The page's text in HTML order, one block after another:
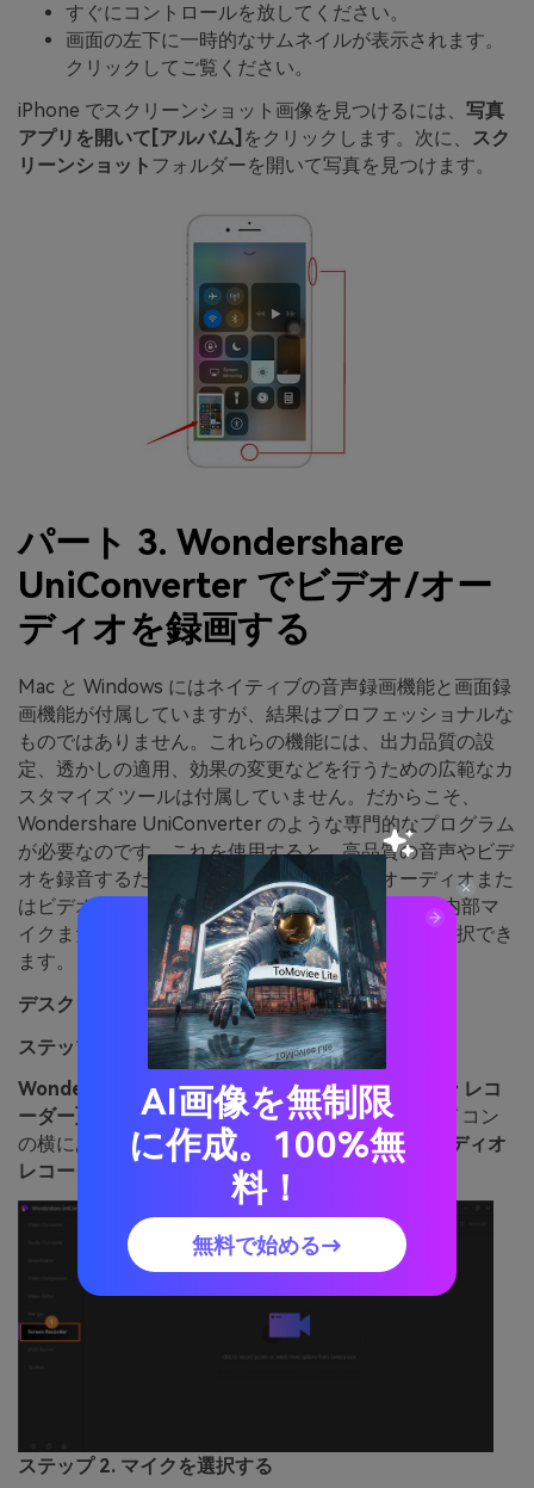
すぐにコントロールを放してください。
画面の左下に一時的なサムネイルが表示されます。
クリックしてご覧ください。
iPhone でスクリーンショット画像を見つけるには、 写真
アプリを開いて [アルバム] をクリックします。次に、 スク
リーンショット フォルダーを開いて写真を見つけます。
パート 3. Wondershare
UniConverter でビデオ/オー
ディオを録画する
Mac と Windows にはネイティブの音声録画機能と画面録
画機能が付属していますが、結果はプロフェッショナルな
ものではありません。これらの機能には、出力品質の設
定、透かしの適用、効果の変更などを行うための広範なカ
スタマイズ ツールは付属していません。だからこそ、
Wondershare UniConverter のような専門的なプログラム
が必要なのです。これを使用すると、高品質の音声やビデ
オを録音するだけでなく、それらを任意のオーディオまた
はビデオ ファイル形式に変換できます。さらに、内部マ
イクまたは外部マイクを使用して録音することを選択でき
ます。
デスクトップオーディオの録音:
ステップ 1: オーディオレコーダーを開く
Wondershare UniConverter
を開き、[スクリーン レコ
ーダー]
タブをクリックします。[ビデオカメラ]
アイコン
の横にあるドロップダウン メニューを開き、[オーディオ
レコーダー]
を選択します。
ステップ 2. マイクを選択する
AI画像を無制限
に作成。100%無
料！
無料で始める→